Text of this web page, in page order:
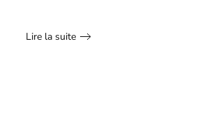
Lire la suite